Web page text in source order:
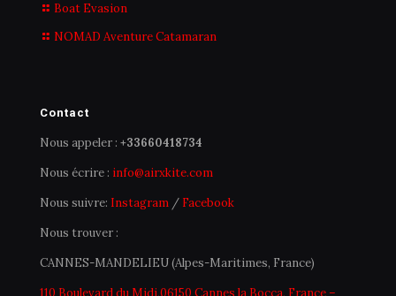
Boat Evasion
NOMAD Aventure Catamaran
Contact
Nous appeler : +33660418734
Nous écrire : info@airxkite.com
Nous suivre: Instagram / Facebook
Nous trouver :
CANNES-MANDELIEU (Alpes-Maritimes, France)
110 Boulevard du Midi,06150 Cannes la Bocca, France –